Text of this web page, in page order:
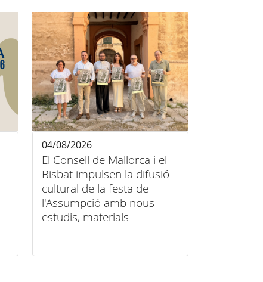
El Consell de Mallorca i el
Bisbat impulsen la difusió
cultural de la festa de
l'Assumpció amb nous
estudis, materials
04/08/2026